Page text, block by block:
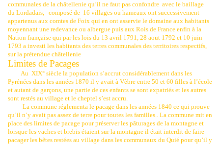
communales de la châtellenie qu’il ne faut pas confondre avec le baillage
du Lordadais, composé de 16 villages ou hameaux ont successivement
appartenus aux comtes de Foix qui en ont asservie le domaine aux habitants
moyennant une redevance ou albergue puis aux Rois de France enfin à la
Nation française qui par les lois du 13 avril 1791, 28 aout 1792 et 10 juin
1793 a investi les habitants des terres communales des territoires respectifs,
sur la prétendue châtellenie
Limites de Pacages
Au XIX° siècle la population s’accrut considérablement dans les
Pyrénées dans les années 1870 il y avait à Vèbre entre 50 et 60 filles à l’école
et autant de garçons, une partie de ces enfants se sont expatriés et les autres
sont restés au village et le cheptel s’est accru.
La commune réglementa le pacage dans les années 1840 ce qui prouve
qu’il n’y avait pas assez de terre pour toutes les familles.. La commune mit en
place des limites de pacage pour préserver les pâturages de la montagne et
lorsque les vaches et brebis étaient sur la montagne il était interdit de faire
pacager les bêtes restées au village dans les communaux du Quié pour qu’il y